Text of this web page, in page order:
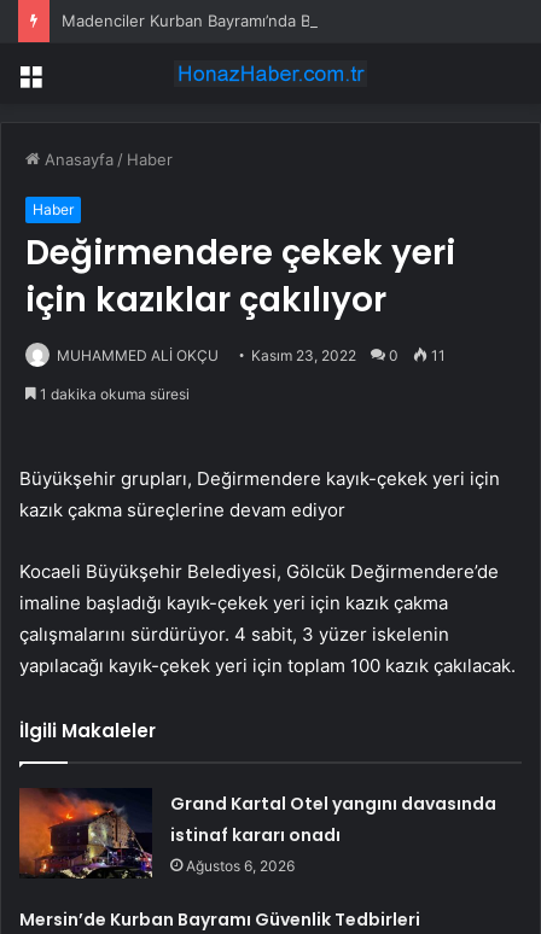
Madenciler Kurban Bayramı’nda Buluştu
Menü
Anasayfa / Haber
Haber
Değirmendere çekek yeri
için kazıklar çakılıyor
MUHAMMED ALİ OKÇU Kasım 23, 2022 0 11
1 dakika okuma süresi
Büyükşehir grupları, Değirmendere kayık-çekek yeri için
kazık çakma süreçlerine devam ediyor
Kocaeli Büyükşehir Belediyesi, Gölcük Değirmendere’de
imaline başladığı kayık-çekek yeri için kazık çakma
çalışmalarını sürdürüyor. 4 sabit, 3 yüzer iskelenin
yapılacağı kayık-çekek yeri için toplam 100 kazık çakılacak.
İlgili Makaleler
Grand Kartal Otel yangını davasında
istinaf kararı onadı
Ağustos 6, 2026
Mersin’de Kurban Bayramı Güvenlik Tedbirleri